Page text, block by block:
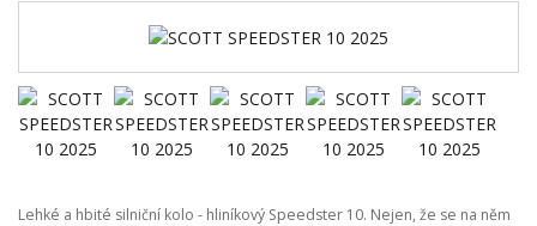
Lehké a hbité silniční kolo - hliníkový Speedster 10. Nejen, že se na něm